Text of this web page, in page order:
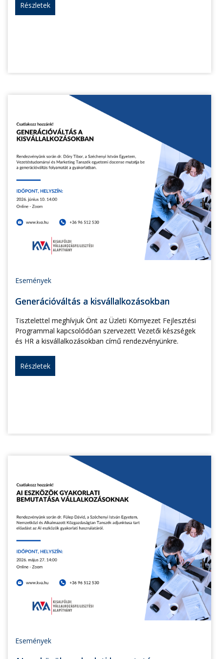
Részletek
Események
Generációváltás a kisvállalkozásokban
Tisztelettel meghívjuk Önt az Üzleti Környezet Fejlesztési
Programmal kapcsolódóan szervezett Vezetői készségek
és HR a kisvállalkozásokban című rendezvényünkre.
Részletek
Események